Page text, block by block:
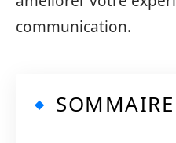
communication.
SOMMAIRE